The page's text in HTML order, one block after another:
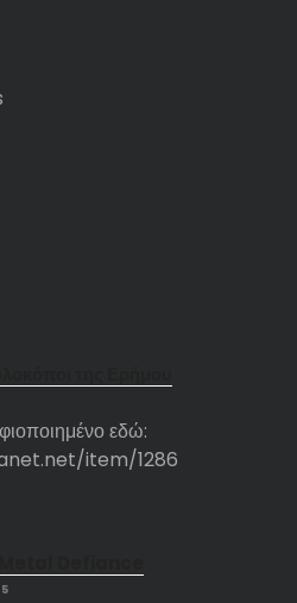
εδώ:
item/1286